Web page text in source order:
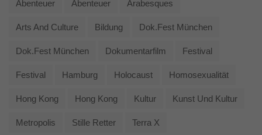
Abenteuer Abenteuer Arabesques
Arts And Culture Bildung Dok.fest München
Dok.fest München Dokumentarfilm Festival
Festival Hamburg Holocaust Homosexualität
Hong Kong Hong Kong Kultur Kunst Und Kultur
Metropolis Stille Retter Terra X